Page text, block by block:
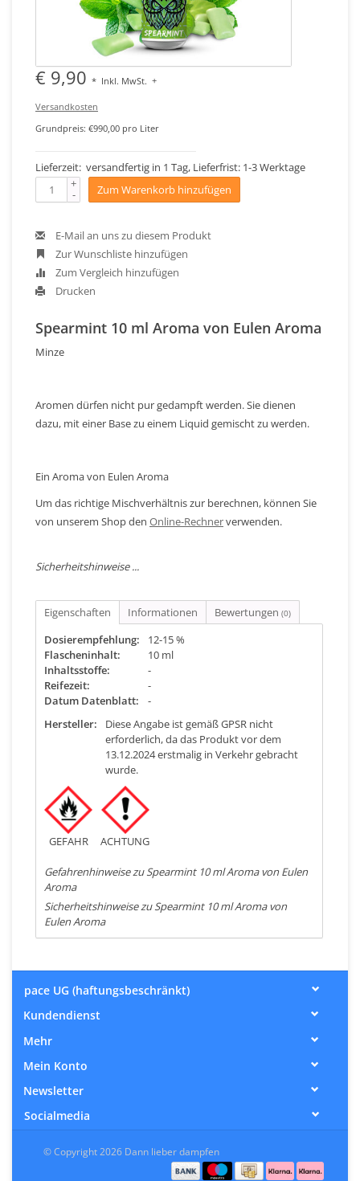
€ 9,90 * Inkl. MwSt. +
Versandkosten
Grundpreis: €990,00 pro Liter
Lieferzeit: versandfertig in 1 Tag, Lieferfrist: 1-3 Werktage
+
- Zum Warenkorb hinzufügen
E-Mail an uns zu diesem Produkt
Zur Wunschliste hinzufügen
Zum Vergleich hinzufügen
Drucken
Spearmint 10 ml Aroma von Eulen Aroma
Minze
Aromen dürfen nicht pur gedampft werden. Sie dienen
dazu, mit einer Base zu einem Liquid gemischt zu werden.
Ein Aroma von Eulen Aroma
Um das richtige Mischverhältnis zur berechnen, können Sie
von unserem Shop den Online-Rechnerverwenden.
Sicherheitshinweise ...
Eigenschaften Informationen Bewertungen (0)
Dosierempfehlung:
12-15 %
Flascheninhalt:
10 ml
Inhaltsstoffe:
-
Reifezeit:
-
Datum Datenblatt:
-
Hersteller:
Diese Angabe ist gemäß GPSR nicht
erforderlich, da das Produkt vor dem
13.12.2024 erstmalig in Verkehr gebracht
wurde.
GEFAHR ACHTUNG
Gefahrenhinweise zu Spearmint 10 ml Aroma von Eulen
Aroma
Sicherheitshinweise zu Spearmint 10 ml Aroma von
Eulen Aroma
pace UG (haftungsbeschränkt)
Kundendienst
Mehr
Mein Konto
Newsletter
Socialmedia
© Copyright 2026 Dann lieber dampfen